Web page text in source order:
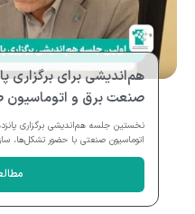
هم‌اندیشی برای
صنعت برق و اتوماسیون
نخستین جلسه هم‌اندیشی برگزاری
اتوماسیون صنعتی با حضور تشکل‌ها،